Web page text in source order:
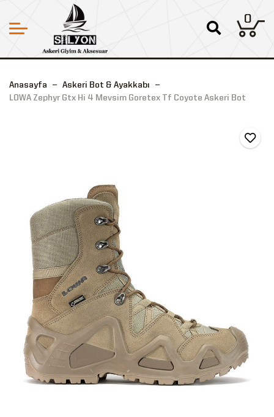
0
Anasayfa
Askeri Bot & Ayakkabı
LOWA Zephyr Gtx Hi 4 Mevsim Goretex Tf Coyote Askeri Bot